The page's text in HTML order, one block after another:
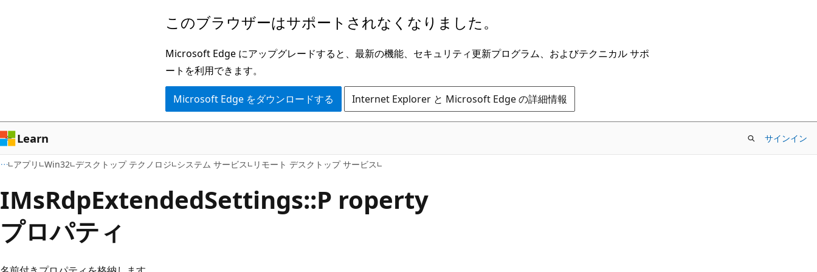
ン
ツ
に
ス
ッ
プ
このブラウザーはサポートされなくなりました。
Microsoft Edge にアップグレードすると、最新の機能、セキュリティ更新プログラム、およびテクニカル サポ
ートを利用できます。
Microsoft Edge をダウンロードする Internet Explorer と Microsoft Edge の詳細情報
Learn サインイン
アプリ Win32 デスクトップ テクノロジ システム サービス リモート デスクトップ サービス
IMsRdpExtendedSettings::P roperty
プロパティ